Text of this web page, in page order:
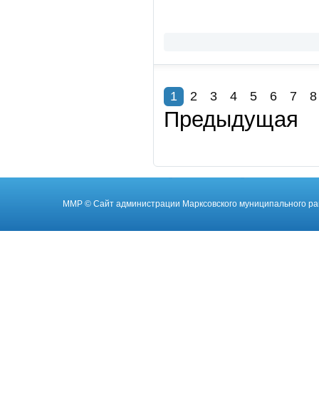
1 2 3 4 5 6 7 8
Предыдущая
ММР © Cайт администрации Марксовского муниципального